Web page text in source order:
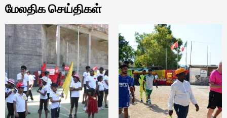
மேலதிக செய்திகள்